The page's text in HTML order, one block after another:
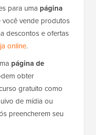
para uma página
você vende produtos
descontos e ofertas
online.
página de
obter
gratuito como
de mídia ou
preencherem seu